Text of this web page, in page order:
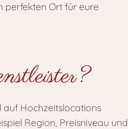
perfekten Ort für eure
auf Hochzeitslocations
Region, Preisniveau und